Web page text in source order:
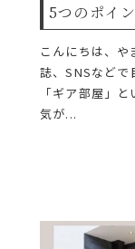
5つのポイ
こんにちは、
誌、SNSなどで
「ギア部屋」
気が...